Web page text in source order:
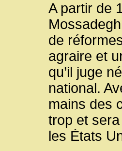
A partir de
de
agraire et
qu’il juge
national.
mains des
trop et
les États